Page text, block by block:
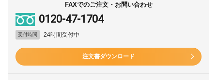
FAXでのご注文・お問い合わせ
0120-47-1704
受付時間 24時間受付中
注文書ダウンロード